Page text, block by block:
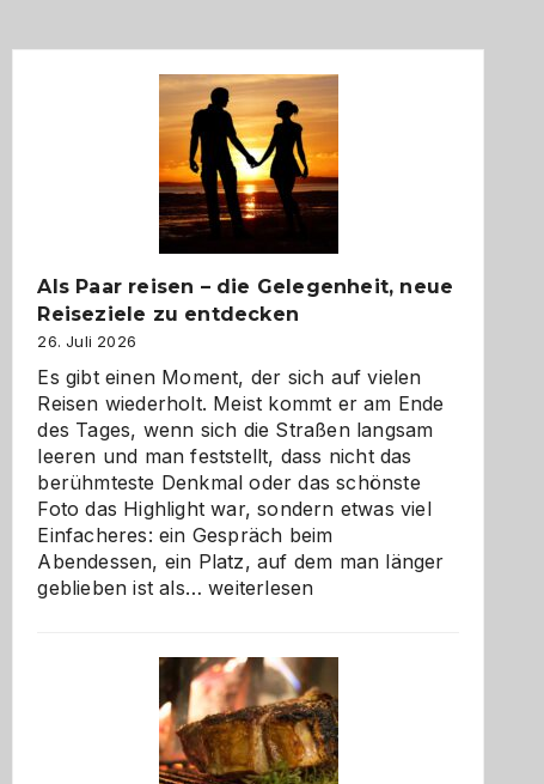
Als Paar reisen – die Gelegenheit, neue
Reiseziele zu entdecken
26. Juli 2026
Es gibt einen Moment, der sich auf vielen
Reisen wiederholt. Meist kommt er am Ende
des Tages, wenn sich die Straßen langsam
leeren und man feststellt, dass nicht das
berühmteste Denkmal oder das schönste
Foto das Highlight war, sondern etwas viel
Einfacheres: ein Gespräch beim
Abendessen, ein Platz, auf dem man länger
geblieben ist als…Als
–
die
Gelegenheit,
neue
Reiseziele
weiterlesen